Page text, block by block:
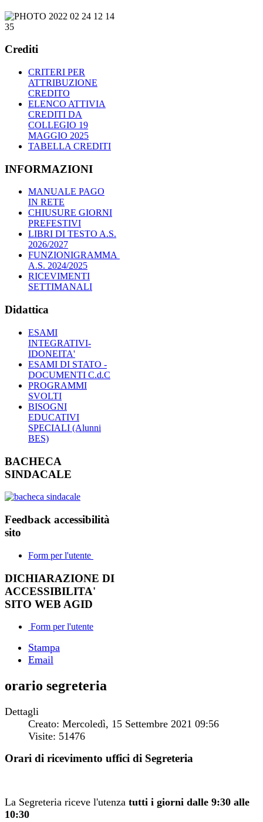
Crediti
CRITERI PER
ATTRIBUZIONE
CREDITO
ELENCO ATTIVIA
CREDITI DA
COLLEGIO 19
MAGGIO 2025
TABELLA CREDITI
INFORMAZIONI
MANUALE PAGO
IN RETE
CHIUSURE GIORNI
PREFESTIVI
LIBRI DI TESTO A.S.
2026/2027
FUNZIONIGRAMMA
A.S. 2024/2025
RICEVIMENTI
SETTIMANALI
Didattica
ESAMI
INTEGRATIVI-
IDONEITA'
ESAMI DI STATO -
DOCUMENTI C.d.C
PROGRAMMI
SVOLTI
BISOGNI
EDUCATIVI
SPECIALI (Alunni
BES)
BACHECA
SINDACALE
Feedback accessibilità
sito
Form per l'utente
DICHIARAZIONE DI
ACCESSIBILITA'
SITO WEB AGID
Form per l'utente
Stampa
Email
orario segreteria
Dettagli
Creato: Mercoledì, 15 Settembre 2021 09:56
Visite: 51476
Orari di ricevimento uffici di Segreteria
La Segreteria riceve l'utenza tutti i giorni dalle 9:30 alle
10:30